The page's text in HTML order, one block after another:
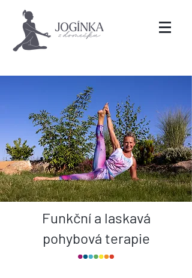
Funkční a laskavá
pohybová terapie